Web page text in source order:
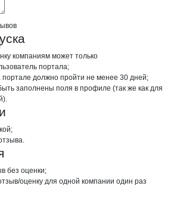
компаниям может только
портала;
портале должно пройти не менее 30 дней;
заполнены поля в профиле (так же как для
без оценки;
оценку для одной компании один раз